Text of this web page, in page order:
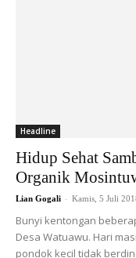
Headline
Hidup Sehat
Organik
Lian Gogali - Kamis, 5 Juli
Bunyi kentongan
Desa Watuawu. Hari
pondok kecil tidak